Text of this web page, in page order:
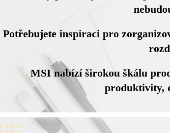
Potřebujete inspiraci pro
MSI nabízí širokou škálu
produktivity,